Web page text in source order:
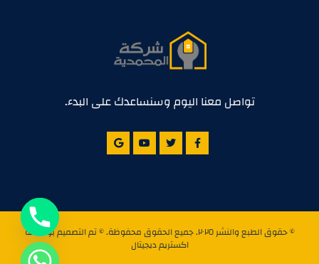
تواصل معنا اليوم وسنساعدك على البدء.
© حقوق الطبع والنشر ٢٠٢٥. جميع الحقوق محفوظة. © تم التصميم بواسطة
اكستريم ديجيتال